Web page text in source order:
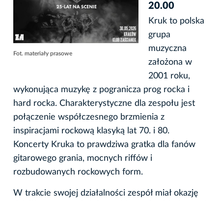
Fot. materiały prasowe
20.00
Kruk to polska
grupa
muzyczna
założona w
2001 roku,
wykonująca muzykę z pogranicza prog rocka i
hard rocka. Charakterystyczne dla zespołu jest
połączenie współczesnego brzmienia z
inspiracjami rockową klasyką lat 70. i 80.
Koncerty Kruka to prawdziwa gratka dla fanów
gitarowego grania, mocnych riffów i
rozbudowanych rockowych form.
W trakcie swojej działalności zespół miał okazję